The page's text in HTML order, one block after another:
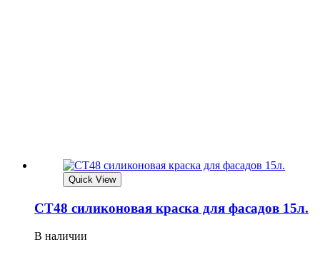
Quick View
СТ48 силиконовая краска для фасадов 15л.
В наличии